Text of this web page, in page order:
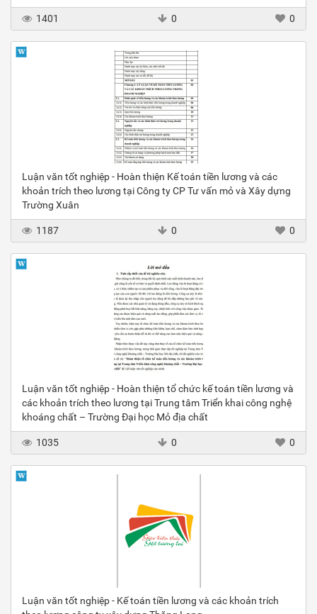
1401 0 0
Luận văn tốt nghiệp - Hoàn thiện Kế toán tiền lương và các
khoản trích theo lương tại Công ty CP Tư vấn mỏ và Xây dựng
Trường Xuân
1187 0 0
Luận văn tốt nghiệp - Hoàn thiện tổ chức kế toán tiền lương và
các khoản trích theo lương tại Trung tâm Triển khai công nghệ
khoáng chất – Trường Đại học Mỏ địa chất
1035 0 0
Luận văn tốt nghiệp - Kế toán tiền lương và các khoản trích